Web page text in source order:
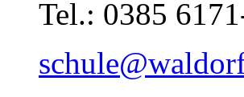
Tel.: 0385